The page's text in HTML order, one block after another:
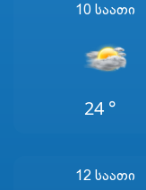
10 Საათი
24 °
12 Საათი